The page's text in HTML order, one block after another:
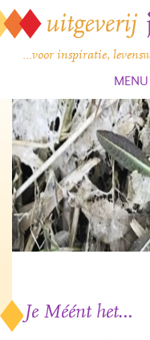
…voor inspiratie,
MENU
Je Méént het…